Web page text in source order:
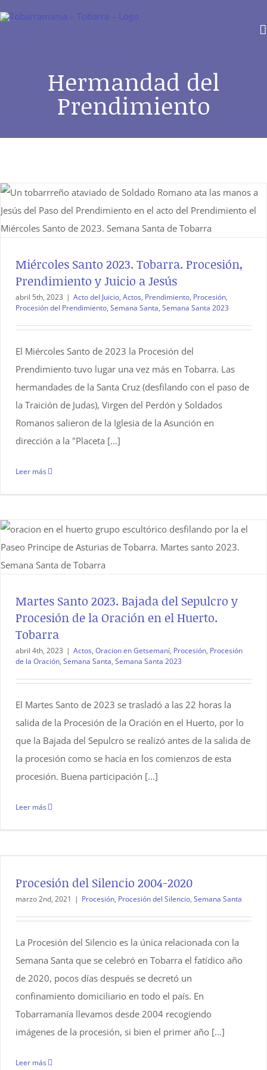
Hermandad del
Prendimiento
Miércoles Santo 2023. Tobarra. Procesión,
Prendimiento y Juicio a Jesús
abril 5th, 2023 | Acto del Juicio, Actos, Prendimiento, Procesión,
Procesión del Prendimiento, Semana Santa, Semana Santa 2023
El Miércoles Santo de 2023 la Procesión del
Prendimiento tuvo lugar una vez más en Tobarra. Las
hermandades de la Santa Cruz (desfilando con el paso de
la Traición de Judas), Virgen del Perdón y Soldados
Romanos salieron de la Iglesia de la Asunción en
dirección a la "Placeta [...]
Leer más
Martes Santo 2023. Bajada del Sepulcro y
Procesión de la Oración en el Huerto.
Tobarra
abril 4th, 2023 | Actos, Oracion en Getsemaní, Procesión, Procesión
de la Oración, Semana Santa, Semana Santa 2023
El Martes Santo de 2023 se trasladó a las 22 horas la
salida de la Procesión de la Oración en el Huerto, por lo
que la Bajada del Sepulcro se realizó antes de la salida de
la procesión como se hacía en los comienzos de esta
procesión. Buena participación [...]
Leer más
Procesión del Silencio 2004-2020
marzo 2nd, 2021 | Procesión, Procesión del Silencio, Semana Santa
La Procesión del Silencio es la única relacionada con la
Semana Santa que se celebró en Tobarra el fatídico año
de 2020, pocos días después se decretó un
confinamiento domiciliario en todo el país. En
Tobarramanía llevamos desde 2004 recogiendo
imágenes de la procesión, si bien el primer año [...]
Leer más